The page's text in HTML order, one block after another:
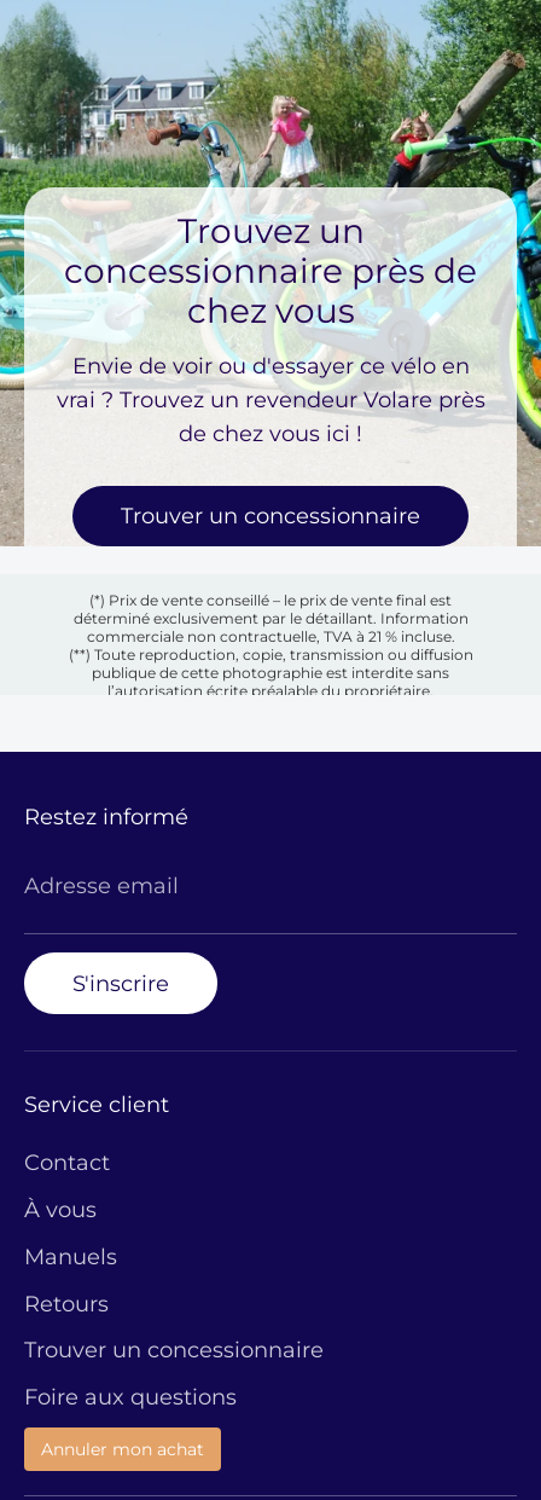
Trouvez un
concessionnaire près de
chez vous
Envie de voir ou d'essayer ce vélo en
vrai ? Trouvez un revendeur Volare près
de chez vous ici !
Trouver un concessionnaire
(*) Prix de vente conseillé – le prix de vente final est
déterminé exclusivement par le détaillant. Information
commerciale non contractuelle, TVA à 21 % incluse.
(**) Toute reproduction, copie, transmission ou diffusion
publique de cette photographie est interdite sans
l’autorisation écrite préalable du propriétaire.
Restez informé
Adresse email
S'inscrire
Service client
Contact
À vous
Manuels
Retours
Trouver un concessionnaire
Foire aux questions
Annuler mon achat